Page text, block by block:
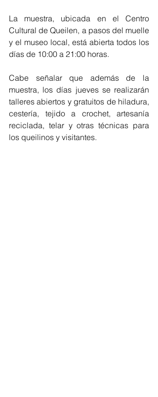
La muestra, ubicada en el Centro
Cultural de Queilen, a pasos del muelle
y el museo local, está abierta todos los
días de 10:00 a 21:00 horas.
Cabe señalar que además de la
muestra, los días jueves se realizarán
talleres abiertos y gratuitos de hiladura,
cestería, tejido a crochet, artesanía
reciclada, telar y otras técnicas para
los queilinos y visitantes.